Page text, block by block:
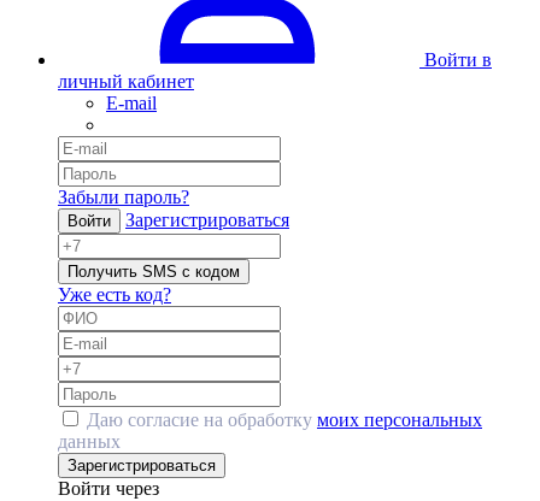
Войти в
личный кабинет
E-mail
Забыли пароль?
Войти Зарегистрироваться
Получить SMS с кодом
Уже есть код?
Даю согласие на обработку моих персональных
данных
Зарегистрироваться
Войти через